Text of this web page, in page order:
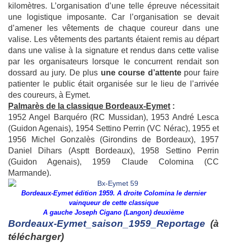
kilomètres. L’organisation d’une telle épreuve nécessitait
une logistique imposante. Car l’organisation se devait
d’amener les vêtements de chaque coureur dans une
valise. Les vêtements des partants étaient remis au départ
dans une valise à la signature et rendus dans cette valise
par les organisateurs lorsque le concurrent rendait son
dossard au jury. De plus une course d’attentepour faire
patienter le public était organisée sur le lieu de l’arrivée
des coureurs, à Eymet.
Palmarès de la classique Bordeaux-Eymet :
1952 Angel Barquéro (RC Mussidan), 1953 André Lesca
(Guidon Agenais), 1954 Settino Perrin (VC Nérac), 1955 et
1956 Michel Gonzalès (Girondins de Bordeaux), 1957
Daniel Dihars (Asptt Bordeaux), 1958 Settino Perrin
(Guidon Agenais), 1959 Claude Colomina (CC
Marmande).
Bordeaux-Eymet édition 1959. A droite Colomina le dernier
vainqueur de cette classique
A gauche Joseph Cigano (Langon) deuxième
Bordeaux-Eymet_saison_1959_Reportage (à
télécharger)